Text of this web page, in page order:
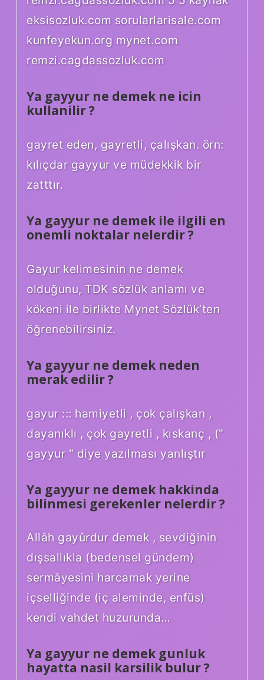
eksisozluk.com sorularlarisale.com
kunfeyekun.org mynet.com
remzi.cagdassozluk.com
Ya gayyur ne demek ne icin
kullanilir ?
gayret eden, gayretli, çalışkan. örn:
kılıçdar gayyur ve müdekkik bir
zatttır.
Ya gayyur ne demek ile ilgili en
onemli noktalar nelerdir ?
Gayur kelimesinin ne demek
olduğunu, TDK sözlük anlamı ve
kökeni ile birlikte Mynet Sözlük’ten
öğrenebilirsiniz.
Ya gayyur ne demek neden
merak edilir ?
gayur ::: hamiyetli , çok çalışkan ,
dayanıklı , çok gayretli , kıskanç , ("
gayyur " diye yazılması yanlıştır
Ya gayyur ne demek hakkinda
bilinmesi gerekenler nelerdir ?
Allâh gayûrdur demek , sevdiğinin
dışsallıkla (bedensel gündem)
sermâyesini harcamak yerine
içselliğinde (iç aleminde, enfüs)
kendi vahdet huzurunda…
Ya gayyur ne demek gunluk
hayatta nasil karsilik bulur ?